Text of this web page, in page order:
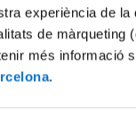
experiència de la
de màrqueting
més informació
.
8